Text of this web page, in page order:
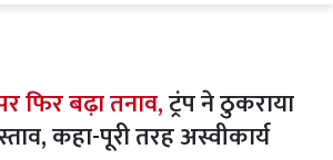
फिर बढ़ा तनाव,ट्रंप ने ठुकराया
कहा-पूरी तरह अस्वीकार्य